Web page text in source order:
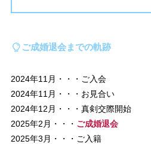
ご成婚退会までの軌跡
2024年11月・・・ご入会
2024年11月・・・お見合い
2024年12月・・・真剣交際開始
2025年2月・・・ ご成婚退会
2025年3月・・・ご入籍